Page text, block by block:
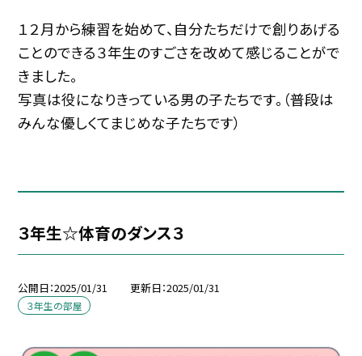
１２月から練習を始めて、自分たちだけで創りあげる
ことのできる３年生のすごさを改めて感じることがで
きました。
写真は役になりきっている男の子たちです。（普段は
みんな優しくてまじめな子たちです）
３年生☆体育のダンス３
公開日 2025/01/31 更新日 2025/01/31
３年生の部屋